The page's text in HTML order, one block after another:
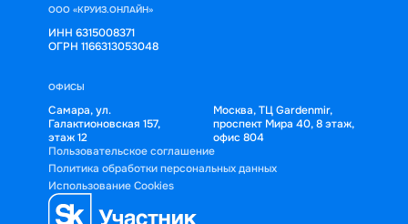
ООО «КРУИЗ.ОНЛАЙН»
ИНН 6315008371
ОГРН 1166313053048
ОФИСЫ
Самара, ул.
Галактионовская 157,
этаж 12
Москва, ТЦ Gardenmir,
проспект Мира 40, 8 этаж,
офис 804
Пользовательское соглашение
Политика обработки персональных данных
Использование Cookies